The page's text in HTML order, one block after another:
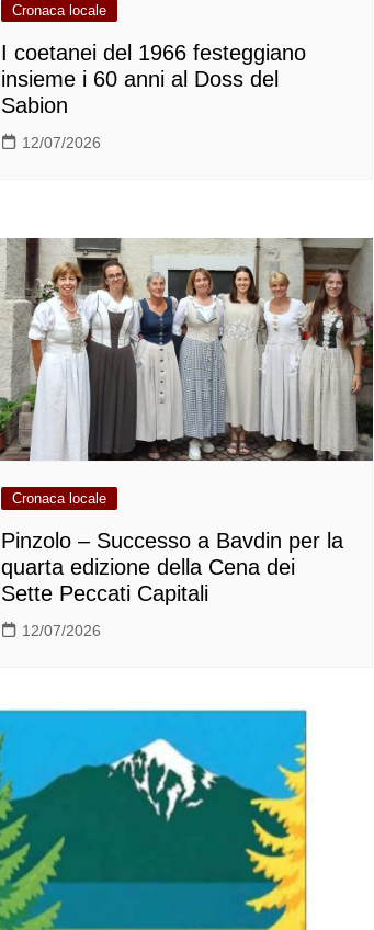
Cronaca locale
I coetanei del 1966 festeggiano
insieme i 60 anni al Doss del
Sabion
12/07/2026
Cronaca locale
Pinzolo – Successo a Bavdin per la
quarta edizione della Cena dei
Sette Peccati Capitali
12/07/2026